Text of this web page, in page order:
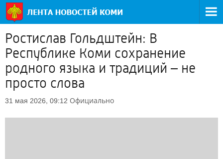
Ростислав Гольдштейн: В
Республике Коми сохранение
родного языка и традиций – не
просто слова
31 мая 2026, 09:12 Официально